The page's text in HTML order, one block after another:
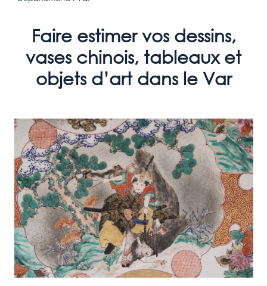
Faire estimer vos dessins,
vases chinois, tableaux et
objets d’art dans le Var